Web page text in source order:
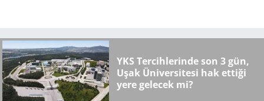
YKS Tercihlerinde son 3 gün,
Uşak Üniversitesi hak ettiği
yere gelecek mi?